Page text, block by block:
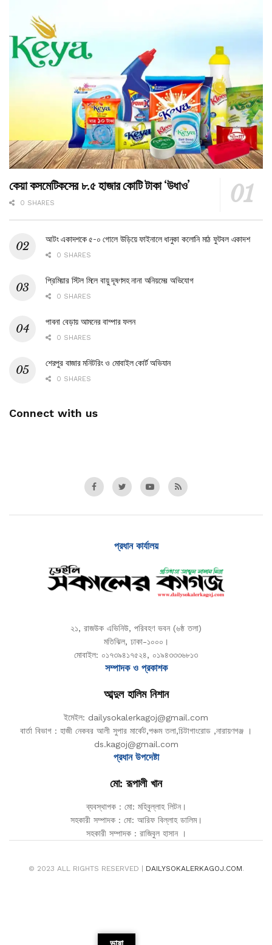
কেয়া কসমেটিকসের ৮.৫ হাজার কোটি টাকা ‘উধাও’
0 SHARES
আটং একাদশকে ৫-০ গোলে উড়িয়ে ফাইনালে ধানুকা কলোনি মাঠ ফুটবল একাদশ
0 SHARES
প্রিমিয়ার স্টিল মিলে বায়ু দূষণসহ নানা অনিয়মের অভিযোগ
0 SHARES
পাবনা বেড়ায় আমনের বাম্পার ফলন
0 SHARES
শেরপুর বাজার মনিটরিং ও মোবাইল কোর্ট অভিযান
0 SHARES
Connect with us
প্রধান কার্যালয়
২১, রাজউক এভিনিউ, পরিবহণ ভবন (৬ষ্ঠ তলা)
মতিঝিল, ঢাকা-১০০০।
মোবাইল: ০১৭৩৯৪১৭৫২৪, ০১৯৪৩৩৩৬৮১৩
সম্পাদক ও প্রকাশক
আব্দুল হালিম নিশান
ইমেইল: dailysokalerkagoj@gmail.com
বার্তা বিভাগ : হাজী নেকবর আলী সুপার মার্কেট,পঞ্চম তলা,চিটাগাংরোড ,নারায়ণগঞ্জ ।
ds.kagoj@gmail.com
প্রধান উপদেষ্টা
মো: রূপালী খান
ব্যবস্থাপক : মো: মহিবুল্লাহ লিটন।
সহকারী সম্পাদক : মো: আরিফ বিল্লাহ ডালিম।
সহকারী সম্পাদক : রাজিবুল হাসান ।
© 2023 ALL RIGHTS RESERVED | DAILYSOKALERKAGOJ.COM.